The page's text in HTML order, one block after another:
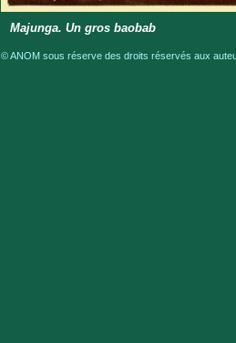
Majunga. Un gros baobab
© ANOM sous réserve des droits réservés aux